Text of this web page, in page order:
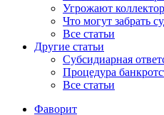
Угрожают
Что могут забрать
Все статьи
Другие статьи
Субсидиарная
Процедура
Все статьи
Фаворит